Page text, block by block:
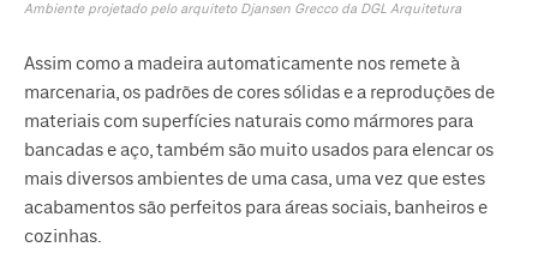
Ambiente projetado pelo arquiteto Djansen Grecco da DGL Arquitetura
Assim como a madeira automaticamente nos remete à
marcenaria, os padrões de cores sólidas e a reproduções de
materiais com superfícies naturais como mármores para
bancadas e aço, também são muito usados para elencar os
mais diversos ambientes de uma casa, uma vez que estes
acabamentos são perfeitos para áreas sociais, banheiros e
cozinhas.